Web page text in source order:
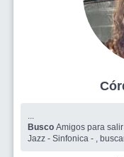
...
Busco Amigos para
Jazz - Sinfonica - ,